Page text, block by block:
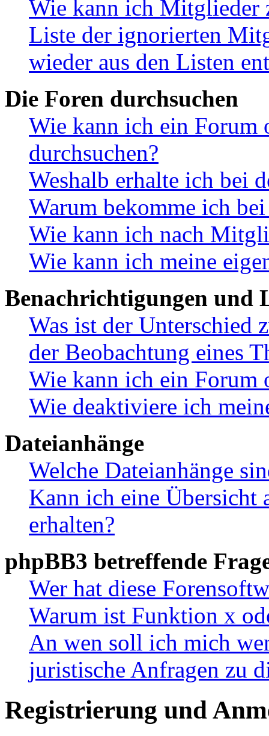
Wie kann ich Mitglieder
Liste der ignorierten
wieder aus den Listen
Die Foren durchsuchen
Wie kann ich ein Forum
durchsuchen?
Weshalb erhalte ich bei
Warum bekomme ich
Wie kann ich nach
Wie kann ich meine
Benachrichtigungen und
Was ist der Unterschied
der Beobachtung eines
Wie kann ich ein Forum
Wie deaktiviere ich
Dateianhänge
Welche Dateianhänge
Kann ich eine Übersicht
erhalten?
phpBB3 betreffende
Wer hat diese
Warum ist Funktion x
An wen soll ich mich
juristische Anfragen zu
Registrierung und